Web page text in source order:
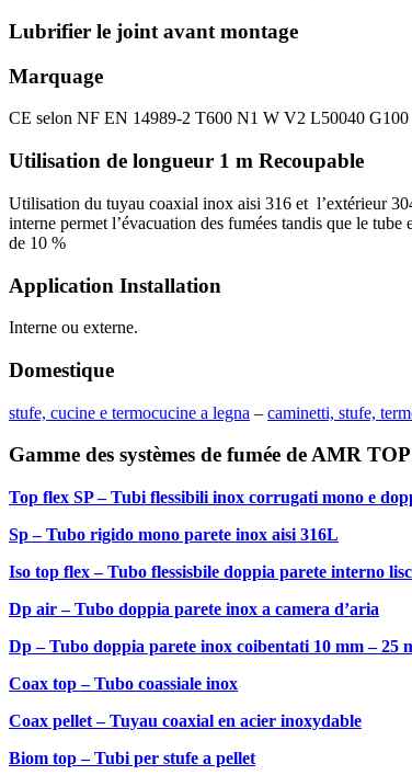
Lubrifier le joint avant montage
Marquage
CE selon NF EN 14989-2 T600 N1 W V2 L50040 G100
Utilisation de longueur 1 m Recoupable
Utilisation du tuyau coaxial inox aisi 316 et l’extérieur
interne permet l’évacuation des fumées tandis que le
de 10 %
Application Installation
Interne ou externe.
Domestique
stufe, cucine e termocucine a legna – caminetti, stufe,
Gamme des
Top flex SP – Tubi flessibili inox corrugati mono e
Sp – Tubo rigido mono parete inox aisi 316L
Iso top flex – Tubo flessisbile doppia parete interno
Dp air – Tubo doppia parete inox a camera d’aria
Dp – Tubo doppia parete inox coibentati 10 mm – 25
Coax top – Tubo coassiale inox
Coax pellet – Tuyau coaxial en acier inoxydable
Biom top – Tubi per stufe a pellet